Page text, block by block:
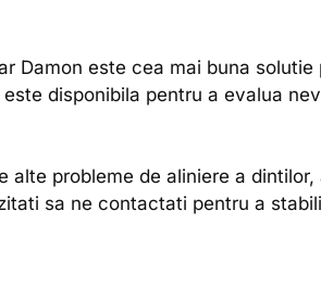
Damon este cea mai buna
disponibila pentru a evalua
probleme de aliniere a
sa ne contactati pentru a